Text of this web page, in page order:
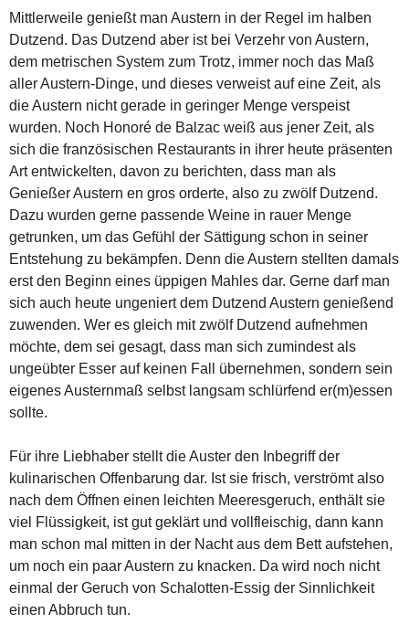
Mittlerweile genießt man Austern in der Regel im halben
Dutzend. Das Dutzend aber ist bei Verzehr von Austern,
dem metrischen System zum Trotz, immer noch das Maß
aller Austern-Dinge, und dieses verweist auf eine Zeit, als
die Austern nicht gerade in geringer Menge verspeist
wurden. Noch Honoré de Balzac weiß aus jener Zeit, als
sich die französischen Restaurants in ihrer heute präsenten
Art entwickelten, davon zu berichten, dass man als
Genießer Austern en gros orderte, also zu zwölf Dutzend.
Dazu wurden gerne passende Weine in rauer Menge
getrunken, um das Gefühl der Sättigung schon in seiner
Entstehung zu bekämpfen. Denn die Austern stellten damals
erst den Beginn eines üppigen Mahles dar. Gerne darf man
sich auch heute ungeniert dem Dutzend Austern genießend
zuwenden. Wer es gleich mit zwölf Dutzend aufnehmen
möchte, dem sei gesagt, dass man sich zumindest als
ungeübter Esser auf keinen Fall übernehmen, sondern sein
eigenes Austernmaß selbst langsam schlürfend er(m)essen
sollte.
Für ihre Liebhaber stellt die Auster den Inbegriff der
kulinarischen Offenbarung dar. Ist sie frisch, verströmt also
nach dem Öffnen einen leichten Meeresgeruch, enthält sie
viel Flüssigkeit, ist gut geklärt und vollfleischig, dann kann
man schon mal mitten in der Nacht aus dem Bett aufstehen,
um noch ein paar Austern zu knacken. Da wird noch nicht
einmal der Geruch von Schalotten-Essig der Sinnlichkeit
einen Abbruch tun.